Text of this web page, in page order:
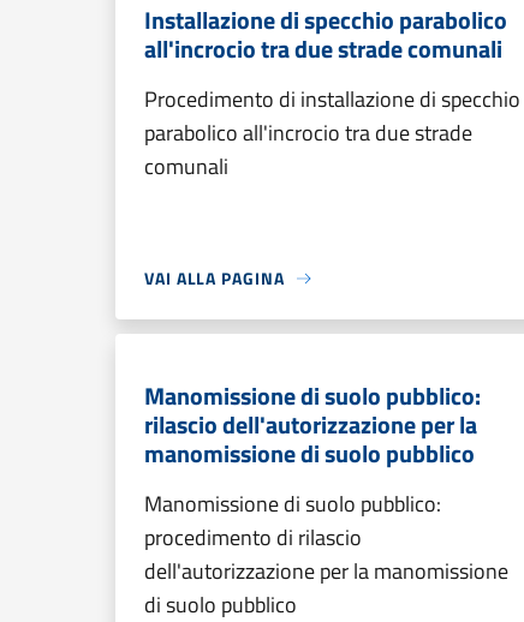
Installazione di specchio parabolico
all'incrocio tra due strade comunali
Procedimento di installazione di specchio
parabolico all'incrocio tra due strade
comunali
VAI ALLA PAGINA
Manomissione di suolo pubblico:
rilascio dell'autorizzazione per la
manomissione di suolo pubblico
Manomissione di suolo pubblico:
procedimento di rilascio
dell'autorizzazione per la manomissione
di suolo pubblico